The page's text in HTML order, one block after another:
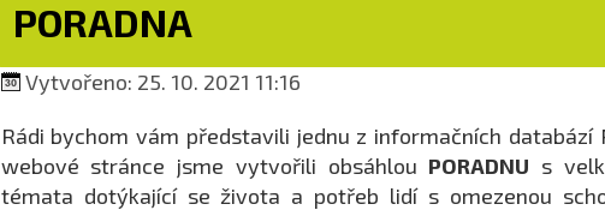
PORADNA
Vytvořeno: 25. 10. 2021 11:16
Rádi bychom vám představili jednu z informačních
webové stránce jsme vytvořili obsáhlou PORADNU s
témata dotýkající se života a potřeb lidí s omezenou